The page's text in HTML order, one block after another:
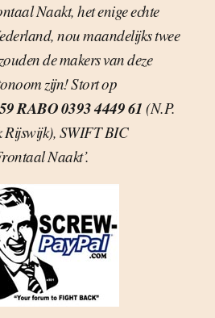
Naakt, het enige echte
nou maandelijks twee
de makers van deze
zijn! Stort op
RABO 0393 4449 61 (N.P.
Rijswijk), SWIFT BIC
Naakt’.